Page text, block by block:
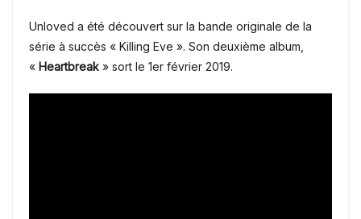
Unloved a été découvert sur la bande originale de la
série à succès « Killing Eve ». Son deuxième album,
« Heartbreak » sort le 1er février 2019.